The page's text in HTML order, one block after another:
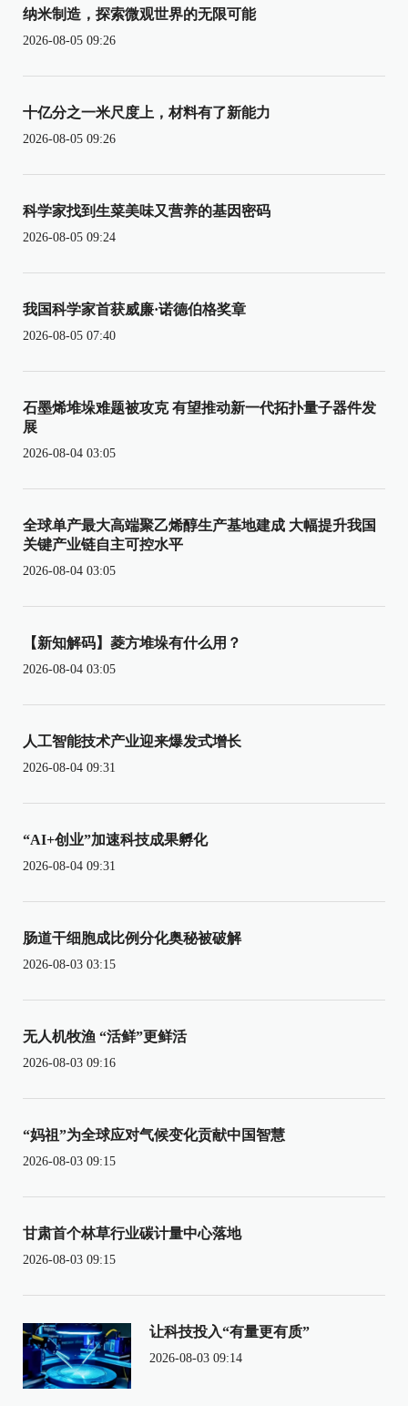
纳米制造，探索微观世界的无限可能
2026-08-05 09:26
十亿分之一米尺度上，材料有了新能力
2026-08-05 09:26
科学家找到生菜美味又营养的基因密码
2026-08-05 09:24
我国科学家首获威廉·诺德伯格奖章
2026-08-05 07:40
石墨烯堆垛难题被攻克 有望推动新一代拓扑量子器件发
展
2026-08-04 03:05
全球单产最大高端聚乙烯醇生产基地建成 大幅提升我国
关键产业链自主可控水平
2026-08-04 03:05
【新知解码】菱方堆垛有什么用？
2026-08-04 03:05
人工智能技术产业迎来爆发式增长
2026-08-04 09:31
“AI+创业”加速科技成果孵化
2026-08-04 09:31
肠道干细胞成比例分化奥秘被破解
2026-08-03 03:15
无人机牧渔 “活鲜”更鲜活
2026-08-03 09:16
“妈祖”为全球应对气候变化贡献中国智慧
2026-08-03 09:15
甘肃首个林草行业碳计量中心落地
2026-08-03 09:15
让科技投入“有量更有质”
2026-08-03 09:14